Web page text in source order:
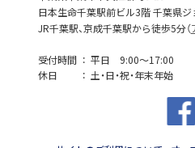
日本生命千葉駅前ビル3階 千葉県
JR千葉駅、京成千葉駅から徒歩5分（
受付時間
平日 9:00～17:00
休日
土・日・祝・年末年始